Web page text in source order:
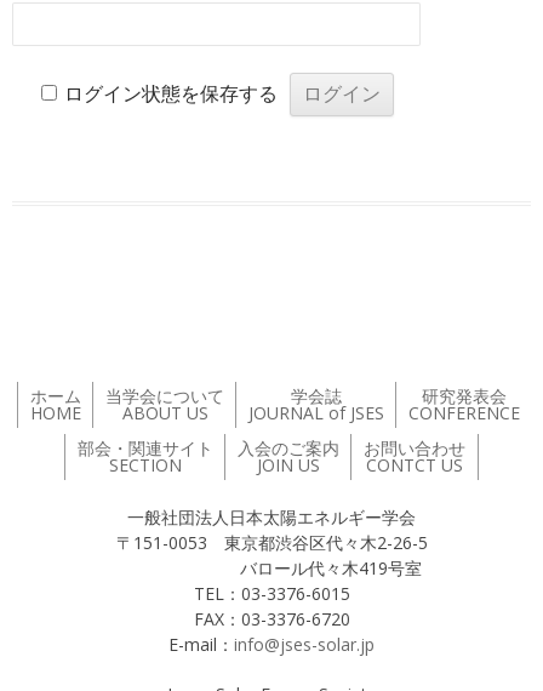
ログイン状態を保存する
ホーム
HOME
当学会について
ABOUT US
学会誌
JOURNAL of JSES
研究発表会
CONFERENCE
部会・関連サイト
SECTION
入会のご案内
JOIN US
お問い合わせ
CONTCT US
一般社団法人日本太陽エネルギー学会
〒151-0053 東京都渋谷区代々木2-26-5
バロール代々木419号室
TEL：03-3376-6015
FAX：03-3376-6720
E-mail： info@jses-solar.jp